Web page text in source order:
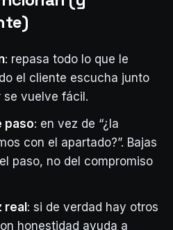
: repasa todo lo que le
el cliente escucha junto
se vuelve fácil.
paso: en vez de “¿la
con el apartado?”. Bajas
paso, no del compromiso
real : si de verdad hay otros
honestidad ayuda a